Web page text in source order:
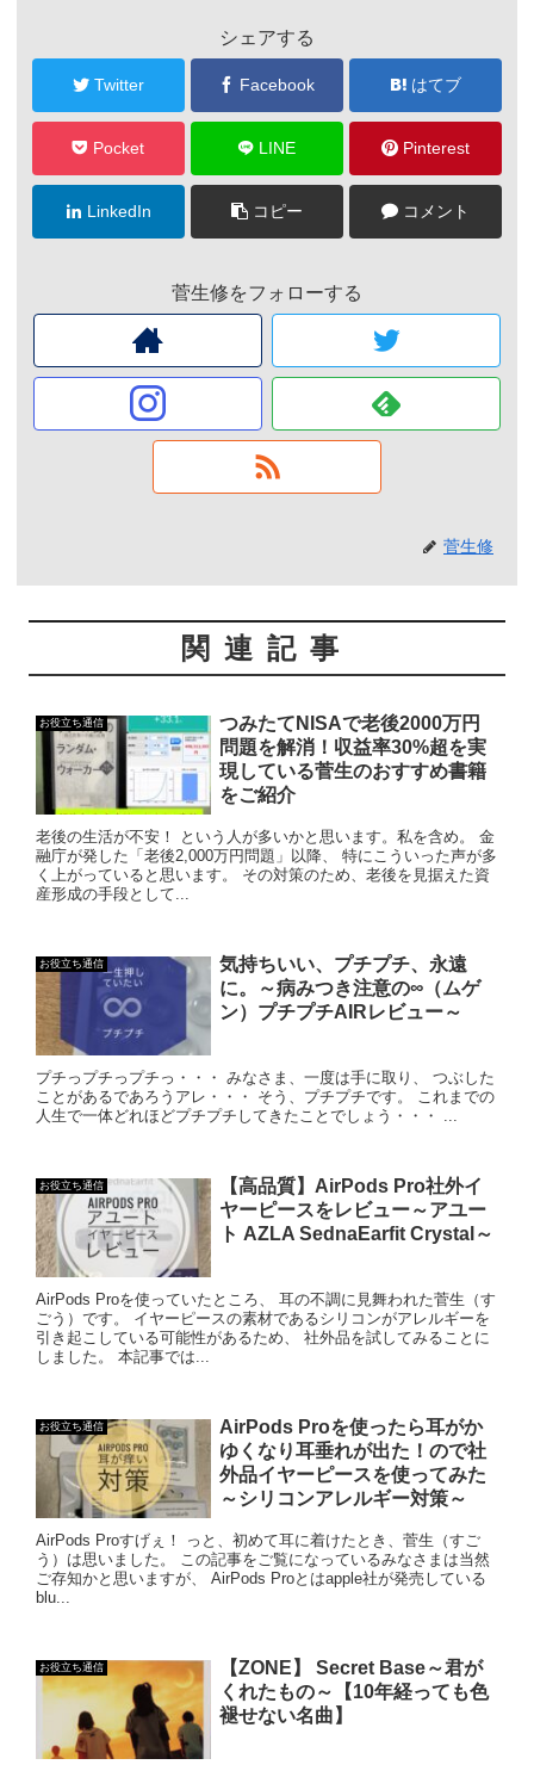
シェアする
Twitter Facebook はてブ
Pocket LINE Pinterest
LinkedIn コピー コメント
菅生修をフォローする
菅生修
関連記事
お役立ち通信
つみたてNISAで老後2000万円
問題を解消！収益率30%超を実
現している菅生のおすすめ書籍
をご紹介
老後の生活が不安！ という人が多いかと思います。私を含め。 金
融庁が発した「老後2,000万円問題」以降、 特にこういった声が多
く上がっていると思います。 その対策のため、老後を見据えた資
産形成の手段として...
お役立ち通信
気持ちいい、プチプチ、永遠
に。～病みつき注意の∞（ムゲ
ン）プチプチAIRレビュー～
プチっプチっプチっ・・・ みなさま、一度は手に取り、 つぶした
ことがあるであろうアレ・・・ そう、プチプチです。 これまでの
人生で一体どれほどプチプチしてきたことでしょう・・・ ...
お役立ち通信
【高品質】AirPods Pro社外イ
ヤーピースをレビュー～アユー
ト AZLA SednaEarfit Crystal～
AirPods Proを使っていたところ、 耳の不調に見舞われた菅生（す
ごう）です。 イヤーピースの素材であるシリコンがアレルギーを
引き起こしている可能性があるため、 社外品を試してみることに
しました。 本記事では...
お役立ち通信
AirPods Proを使ったら耳がか
ゆくなり耳垂れが出た！ので社
外品イヤーピースを使ってみた
～シリコンアレルギー対策～
AirPods Proすげぇ！ っと、初めて耳に着けたとき、菅生（すご
う）は思いました。 この記事をご覧になっているみなさまは当然
ご存知かと思いますが、 AirPods Proとはapple社が発売している
blu...
お役立ち通信
【ZONE】 Secret Base～君が
くれたもの～【10年経っても色
褪せない名曲】